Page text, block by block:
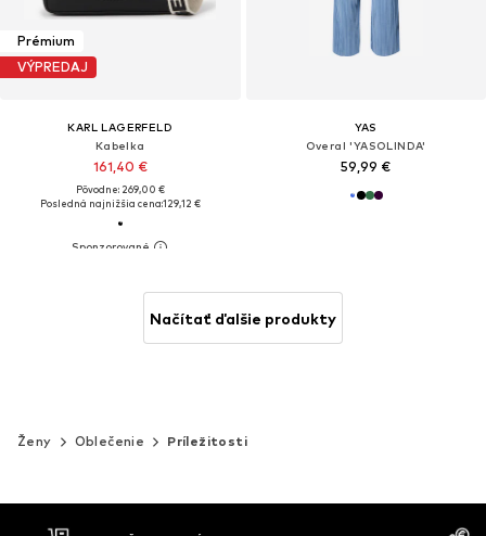
Prémium
VÝPREDAJ
KARL LAGERFELD
Kabelka
161,40 €
Pôvodne: 269,00 €
Posledná najnižšia cena:129,12 €
YAS
Overal 'YASOLINDA'
59,99 €
Načítať ďalšie produkty
Ženy Oblečenie Príležitosti